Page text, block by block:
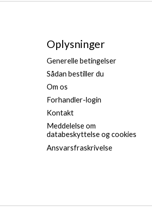
Holland,
Oplysninger
Generelle betingelser
Sådan bestiller du
Om os
Forhandler-login
Kontakt
Meddelelse om
databeskyttelse og cookies
Ansvarsfraskrivelse